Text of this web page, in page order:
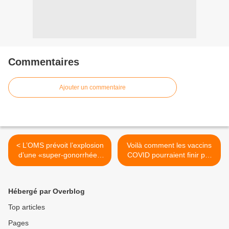
Commentaires
Ajouter un commentaire
< L’OMS prévoit l’explosion
d’une «super-gonorrhée»
due au coronavirus (et le
Voilà comment les vaccins
COVID pourraient finir par
devenir obligatoires en
Hébergé par Overblog
Top articles
Pages